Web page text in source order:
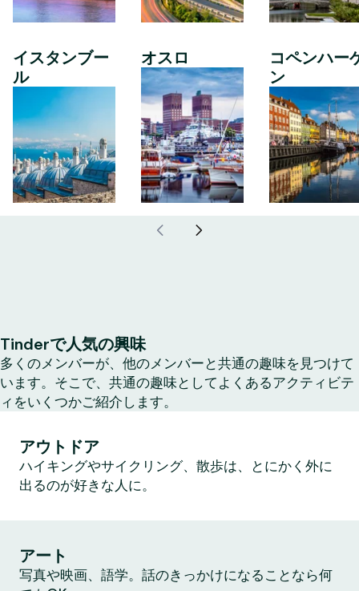
イスタンブー
ル
オスロ
コペンハー
ン
Tinderで人気の興味
多くのメンバーが、他のメンバーと共通の趣味を見つけて
います。そこで、共通の趣味としてよくあるアクティビテ
ィをいくつかご紹介します。
アウトドア
ハイキングやサイクリング、散歩は、とにかく外に
出るのが好きな人に。
アート
写真や映画、語学。話のきっかけになることなら何